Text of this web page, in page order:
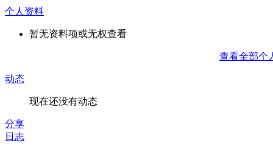
个人资料
暂无资料项或无权查看
查看全部个
动态
现在还没有动态
分享
日志